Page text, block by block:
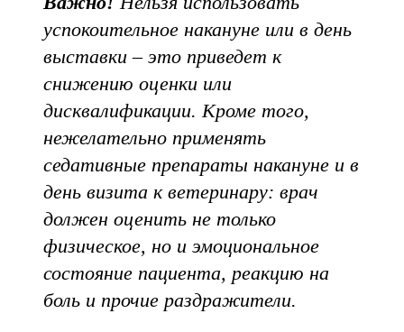
успокоительное накануне или в день
выставки – это приведет к
снижению оценки или
дисквалификации. Кроме того,
нежелательно применять
седативные препараты накануне и в
день визита к ветеринару: врач
должен оценить не только
физическое, но и эмоциональное
состояние пациента, реакцию на
боль и прочие раздражители.